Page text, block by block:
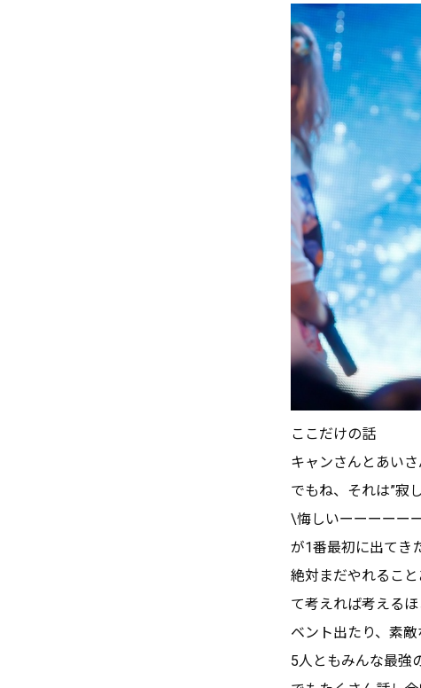
ここだけの話
キャンさんとあい
でもね、それは”寂
\悔しいーーーーー
が1番最初に出てき
絶対まだやれるこ
て考えれば考える
ベント出たり、素敵
5人ともみんな最強